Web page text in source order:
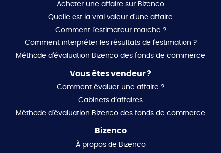
Acheter une affaire sur Bizenco
Quelle est la vrai valeur d'une affaire
Comment l'estimateur marche ?
Comment interpréter les résultats de l'estimation ?
Méthode d'évaluation Bizenco des fonds de commerce
Vous êtes vendeur ?
Comment évaluer une affaire ?
Cabinets d’affaires
Méthode d'évaluation Bizenco des fonds de commerce
Bizenco
À propos de Bizenco